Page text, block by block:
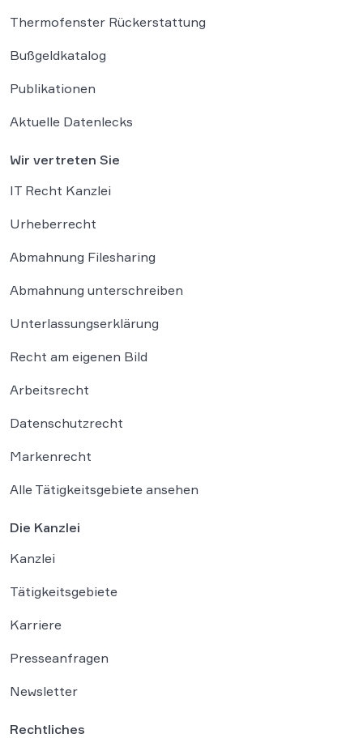
Thermofenster Rückerstattung
Bußgeldkatalog
Publikationen
Aktuelle Datenlecks
Wir vertreten Sie
IT Recht Kanzlei
Urheberrecht
Abmahnung Filesharing
Abmahnung unterschreiben
Unterlassungserklärung
Recht am eigenen Bild
Arbeitsrecht
Datenschutzrecht
Markenrecht
Alle Tätigkeitsgebiete ansehen
Die Kanzlei
Kanzlei
Tätigkeitsgebiete
Karriere
Presseanfragen
Newsletter
Rechtliches